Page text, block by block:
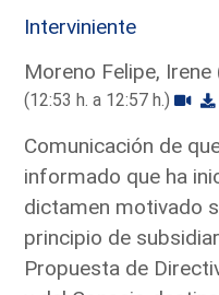
Interviniente
Moreno Felipe, Irene
(12:53 h. a 12:57 h.)
Comunicación de
informado que ha
dictamen motivado
principio de
Propuesta de